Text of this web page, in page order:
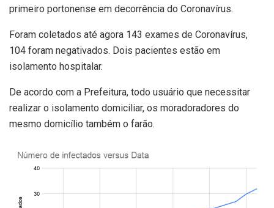
primeiro portonense em decorrência do Coronavírus.
Foram coletados até agora 143 exames de Coronavírus,
104 foram negativados. Dois pacientes estão em
isolamento hospitalar.
De acordo com a Prefeitura, todo usuário que necessitar
realizar o isolamento domiciliar, os moradoradores do
mesmo domicílio também o farão.